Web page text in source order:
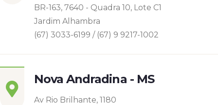
BR-163, 7640 - Quadra 10, Lote C1
Jardim Alhambra
(67) 3033-6199 / (67) 9 9217-1002
Nova Andradina - MS
Av Rio Brilhante, 1180